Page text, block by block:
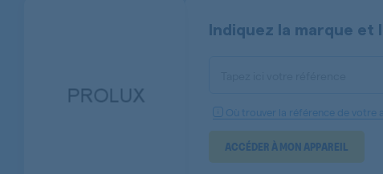
Indiquez la marque
Où trouver la référence de votre
ACCÉDER À MON APPAREIL